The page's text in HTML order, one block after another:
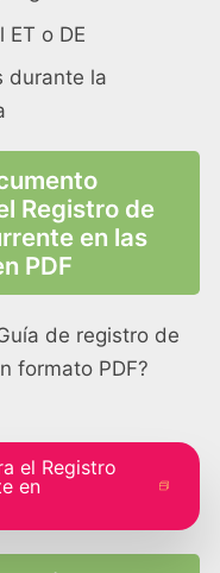
ET o DE
durante la
Registro de
en las
PDF
de registro de
formato PDF?
el Registro
en